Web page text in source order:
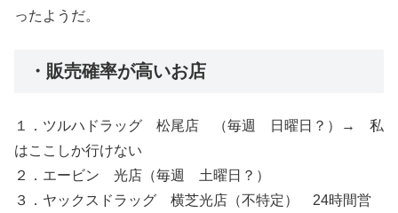
ったようだ。
・販売確率が高いお店
１．ツルハドラッグ 松尾店 （毎週 日曜日？）→ 私
はここしか行けない
２．エービン 光店（毎週 土曜日？）
３．ヤックスドラッグ 横芝光店（不特定） 24時間営